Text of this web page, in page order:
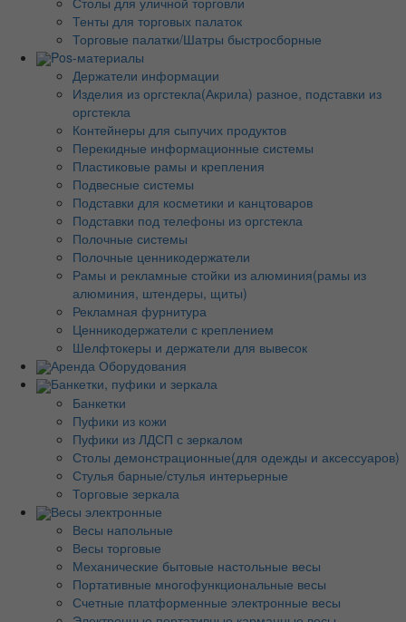
Тенты для торговых палаток
Торговые палатки/Шатры быстросборные
Pos-материалы
Держатели информации
Изделия из оргстекла(Акрила) разное, подставки из
оргстекла
Контейнеры для сыпучих продуктов
Перекидные информационные системы
Пластиковые рамы и крепления
Подвесные системы
Подставки для косметики и канцтоваров
Подставки под телефоны из оргстекла
Полочные системы
Полочные ценникодержатели
Рамы и рекламные стойки из алюминия(рамы из
алюминия, штендеры, щиты)
Рекламная фурнитура
Ценникодержатели с креплением
Шелфтокеры и держатели для вывесок
Аренда Оборудования
Банкетки, пуфики и зеркала
Банкетки
Пуфики из кожи
Пуфики из ЛДСП с зеркалом
Столы демонстрационные(для одежды и аксессуаров)
Стулья барные/стулья интерьерные
Торговые зеркала
Весы электронные
Весы напольные
Весы торговые
Механические бытовые настольные весы
Портативные многофункциональные весы
Счетные платформенные электронные весы